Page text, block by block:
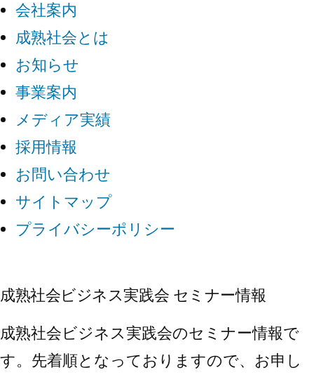
会社案内
成熟社会とは
お知らせ
事業案内
メディア実績
採用情報
お問い合わせ
サイトマップ
プライバシーポリシー
成熟社会ビジネス実践会 セミナー情報
成熟社会ビジネス実践会のセミナー情報で
す。先着順となっておりますので、お申し